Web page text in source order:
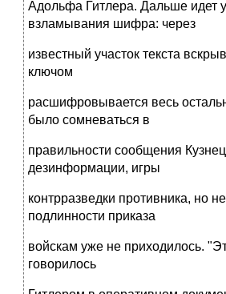
Адольфа Гитлера. Дальше идет
взламывания шифра: через
известный участок текста
ключом
расшифровывается весь
было сомневаться в
правильности сообщения
дезинформации, игры
контрразведки противника, но
подлинности приказа
войскам уже не приходилось.
говорилось